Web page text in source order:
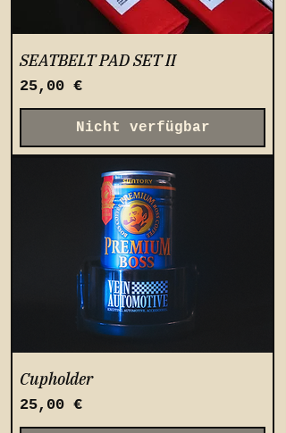
SEATBELT PAD SET II
Preis
25,00 €
Nicht verfügbar
Cupholder
Preis
25,00 €